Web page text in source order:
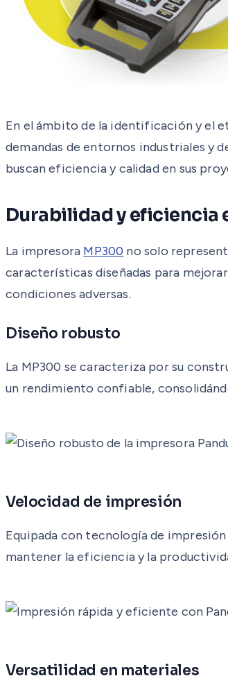
En el ámbito de la identificación y el
demandas de entornos industriales y
buscan eficiencia y calidad en sus
Durabilidad y eficiencia
La impresora MP300 no solo
características diseñadas para
condiciones adversas.
Diseño robusto
La MP300 se caracteriza por su
un rendimiento confiable,
Velocidad de impresión
Equipada con tecnología de
mantener la eficiencia y la
Versatilidad en materiales